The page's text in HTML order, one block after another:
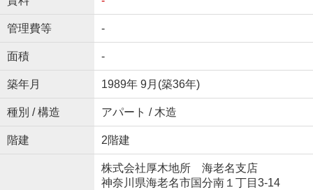
管理費等 -
面積 -
築年月 1989年 9月(築36年)
種別 / 構造 アパート / 木造
階建 2階建
株式会社厚木地所 海老名支店
神奈川県海老名市国分南１丁目3-14